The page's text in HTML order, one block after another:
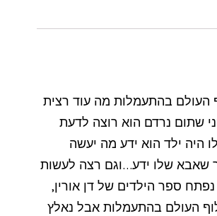
העולם בהתעמלות מה עוד רצית
שתום נרדם הוא רוצה לדעת
היה ילד הוא ידע מה יעשה
שאבא שלו ידע…וגם רצה לעשות
ספר הילדים של דן אורין,
העולם בהתעמלות אבל נאלץ